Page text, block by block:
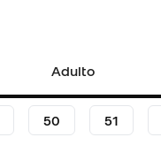
Adulto
50 51